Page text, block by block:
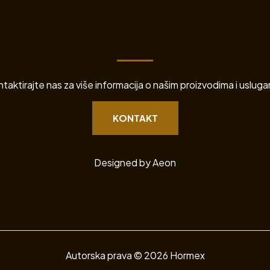
nas za više informacija o našim proizvodima i
KONTAKT
Designed byAeon
Autorska prava © 2026 Hormex